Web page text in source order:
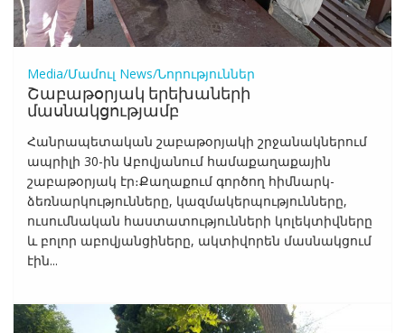
Media/Մամուլ News/Նորություններ
Շաբաթօրյակ երեխաների
մասնակցությամբ
Հանրապետական շաբաթօրյակի շրջանակներում
ապրիլի 30-ին Աբովյանում համաքաղաքային
շաբաթօրյակ էր։Քաղաքում գործող հիմնարկ-
ձեռնարկությունները, կազմակերպությունները,
ուսումնական հաստատությունների կոլեկտիվները
և բոլոր աբովյանցիները, ակտիվորեն մասնակցում
էին...